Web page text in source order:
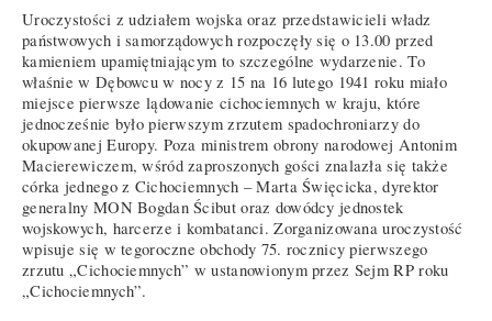
Uroczystości z udziałem wojska oraz przedstawicieli władz
państwowych i samorządowych rozpoczęły się o 13.00 przed
kamieniem upamiętniającym to szczególne wydarzenie. To
właśnie w Dębowcu w nocy z 15 na 16 lutego 1941 roku miało
miejsce pierwsze lądowanie cichociemnych w kraju, które
jednocześnie było pierwszym zrzutem spadochroniarzy do
okupowanej Europy. Poza ministrem obrony narodowej Antonim
Macierewiczem, wśród zaproszonych gości znalazła się także
córka jednego z Cichociemnych – Marta Święcicka, dyrektor
generalny MON Bogdan Ścibut oraz dowódcy jednostek
wojskowych, harcerze i kombatanci. Zorganizowana uroczystość
wpisuje się w tegoroczne obchody 75. rocznicy pierwszego
zrzutu „Cichociemnych” w ustanowionym przez Sejm RP roku
„Cichociemnych”.